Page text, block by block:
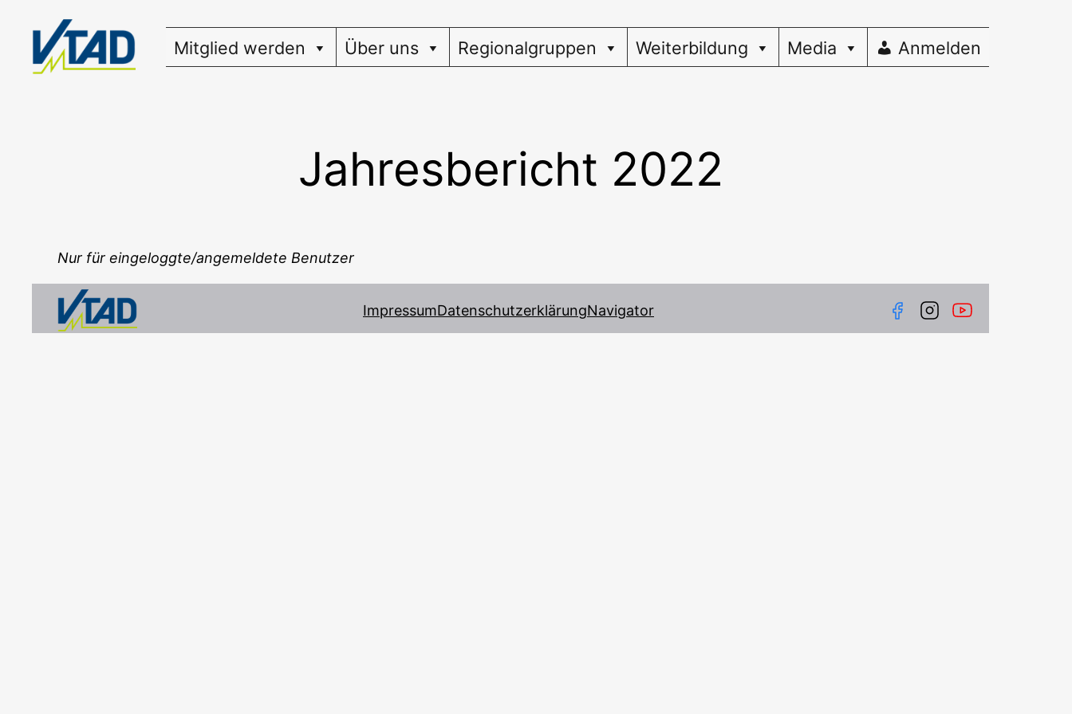
springen
Mitglied werden Über uns Regionalgruppen Weiterbildung Media Anmelden
Jahresbericht 2022
Nur für eingeloggte/angemeldete Benutzer
ImpressumDatenschutzerklärungNavigator